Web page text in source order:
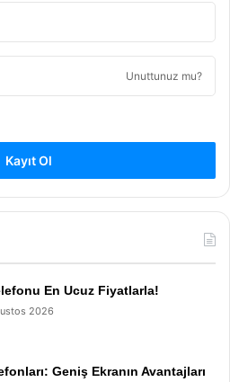
Unuttunuz mu?
Kayıt Ol
En Ucuz Fiyatlarla!
2026
Geniş Ekranın Avantajları